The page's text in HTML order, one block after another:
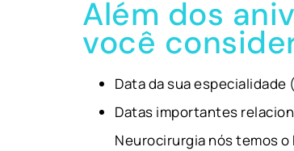
Além dos
você
Data da sua especialidade
Datas importantes
Neurocirurgia nós temos o